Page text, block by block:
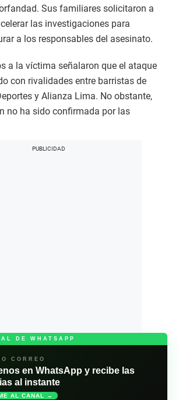
Sus familiares solicitaron a
las investigaciones para
a los responsables del asesinato.
a la víctima señalaron que el ataque
con rivalidades entre barristas de
y Alianza Lima. No obstante,
no ha sido confirmada por las
DE WHATSAPP
CORREO
en WhatsApp y recibe las
al instante
AL CANAL →